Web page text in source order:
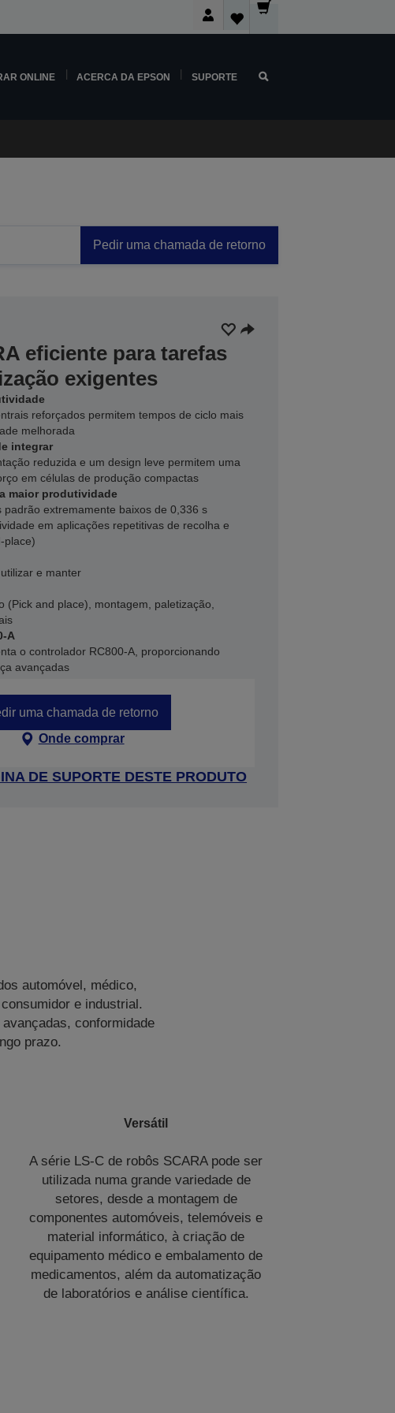
ONLINE ACERCA DA EPSON SUPORTE
Pedir uma chamada de retorno
eficiente para tarefas
exigentes
reforçados permitem tempos de ciclo mais
melhorada
integrar
reduzida e um design leve permitem uma
em células de produção compactas
maior produtividade
padrão extremamente baixos de 0,336 s
em aplicações repetitivas de recolha e
e manter
(Pick and place), montagem, paletização,
A
o controlador RC800‑A, proporcionando
avançadas
uma chamada de retorno
Onde comprar
DE SUPORTE DESTE PRODUTO
automóvel, médico,
e industrial.
conformidade
prazo.
Versátil
A série LS-C de robôs SCARA pode ser
utilizada numa grande variedade de
setores, desde a montagem de
componentes automóveis, telemóveis e
material informático, à criação de
equipamento médico e embalamento de
medicamentos, além da automatização
de laboratórios e análise científica.